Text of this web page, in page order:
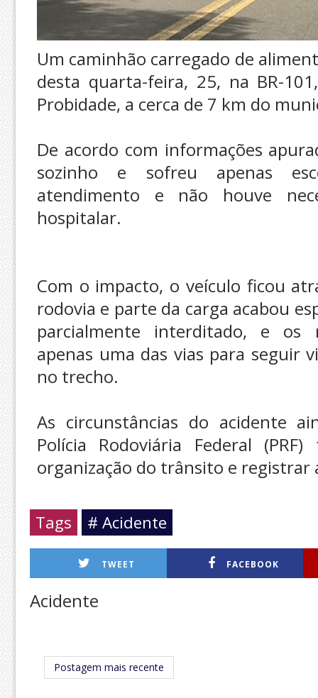
Um caminhão carregado de
desta quarta-feira, 25, na BR-
Probidade, a cerca de 7 km do
De acordo com informações
sozinho e sofreu apenas
atendimento e não houve
hospitalar.
Com o impacto, o veículo ficou
rodovia e parte da carga acabou
parcialmente interditado, e os
apenas uma das vias para seguir
no trecho.
As circunstâncias do acidente
Polícia Rodoviária Federal
organização do trânsito e registrar
Tags # Acidente
TWEET FACEBOOK
Acidente
Postagem mais recente